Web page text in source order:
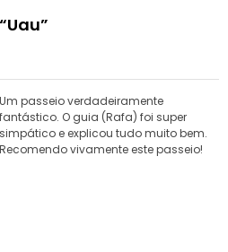
“Uau”
Um passeio verdadeiramente
fantástico. O guia (Rafa) foi super
simpático e explicou tudo muito bem.
Recomendo vivamente este passeio!